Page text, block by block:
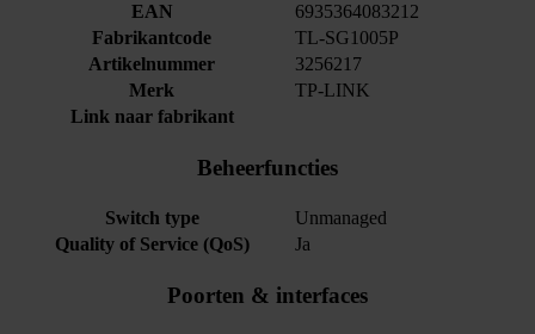
EAN
6935364083212
Fabrikantcode
TL-SG1005P
Artikelnummer
3256217
Merk
TP-LINK
Link naar fabrikant
Beheerfuncties
Switch type
Unmanaged
Quality of Service (QoS)
Ja
Poorten & interfaces